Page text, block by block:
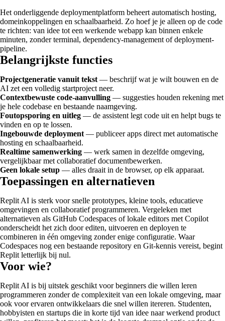
Het onderliggende deploymentplatform beheert automatisch hosting,
domeinkoppelingen en schaalbaarheid. Zo hoef je je alleen op de code
te richten: van idee tot een werkende webapp kan binnen enkele
minuten, zonder terminal, dependency-management of deployment-
pipeline.
Belangrijkste functies
Projectgeneratie vanuit tekst — beschrijf wat je wilt bouwen en de
AI zet een volledig startproject neer.
Contextbewuste code-aanvulling — suggesties houden rekening met
je hele codebase en bestaande naamgeving.
Foutopsporing en uitleg — de assistent legt code uit en helpt bugs te
vinden en op te lossen.
Ingebouwde deployment — publiceer apps direct met automatische
hosting en schaalbaarheid.
Realtime samenwerking — werk samen in dezelfde omgeving,
vergelijkbaar met collaboratief documentbewerken.
Geen lokale setup — alles draait in de browser, op elk apparaat.
Toepassingen en alternatieven
Replit AI is sterk voor snelle prototypes, kleine tools, educatieve
omgevingen en collaboratief programmeren. Vergeleken met
alternatieven als GitHub Codespaces of lokale editors met Copilot
onderscheidt het zich door editen, uitvoeren en deployen te
combineren in één omgeving zonder enige configuratie. Waar
Codespaces nog een bestaande repository en Git-kennis vereist, begint
Replit letterlijk bij nul.
Voor wie?
Replit AI is bij uitstek geschikt voor beginners die willen leren
programmeren zonder de complexiteit van een lokale omgeving, maar
ook voor ervaren ontwikkelaars die snel willen itereren. Studenten,
hobbyisten en startups die in korte tijd van idee naar werkend product